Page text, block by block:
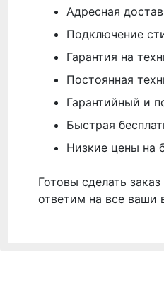
Адресная
Подключение
Гарантия на
Постоянная
Гарантийный и
Быстрая
Низкие цены на
Готовы сделать
ответим на все